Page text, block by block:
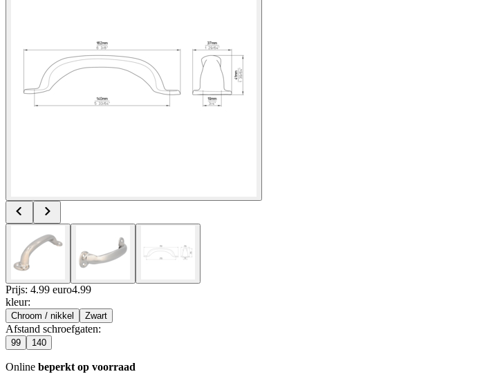
Prijs: 4.99 euro4.99
kleur:
Chroom / nikkel Zwart
Afstand schroefgaten:
99 140
Online beperkt op voorraad